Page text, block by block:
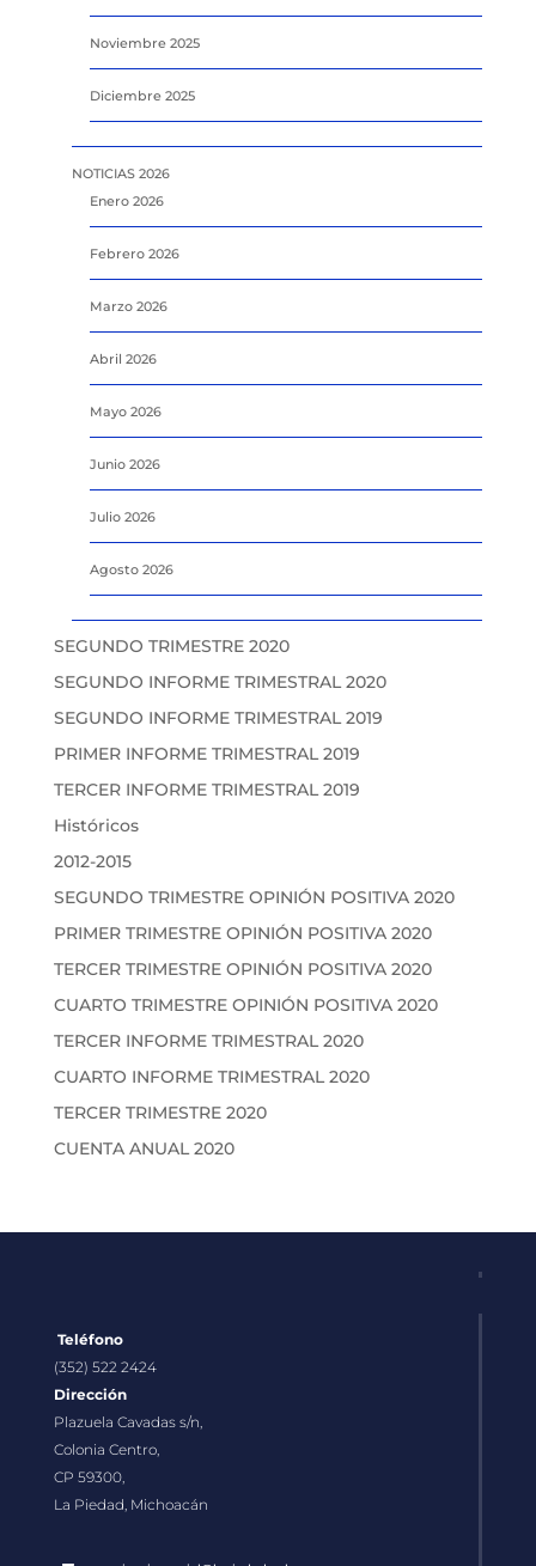
Noviembre 2025
Diciembre 2025
NOTICIAS 2026
Enero 2026
Febrero 2026
Marzo 2026
Abril 2026
Mayo 2026
Junio 2026
Julio 2026
Agosto 2026
SEGUNDO TRIMESTRE 2020
SEGUNDO INFORME TRIMESTRAL 2020
SEGUNDO INFORME TRIMESTRAL 2019
PRIMER INFORME TRIMESTRAL 2019
TERCER INFORME TRIMESTRAL 2019
Históricos
2012-2015
SEGUNDO TRIMESTRE OPINIÓN POSITIVA 2020
PRIMER TRIMESTRE OPINIÓN POSITIVA 2020
TERCER TRIMESTRE OPINIÓN POSITIVA 2020
CUARTO TRIMESTRE OPINIÓN POSITIVA 2020
TERCER INFORME TRIMESTRAL 2020
CUARTO INFORME TRIMESTRAL 2020
TERCER TRIMESTRE 2020
CUENTA ANUAL 2020
Teléfono
(352) 522 2424
Dirección
Plazuela Cavadas s/n,
Colonia Centro,
CP 59300,
La Piedad, Michoacán